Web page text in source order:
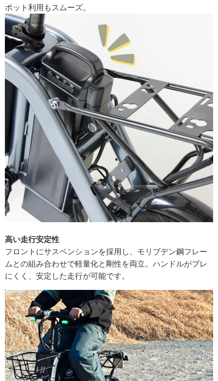
ポット利用もスムーズ。
高い走行安定性
フロントにサスペンションを採用し、モリブデン鋼フレー
ムとの組み合わせで軽量化と剛性を両立。ハンドルがブレ
にくく、安定した走行が可能です。